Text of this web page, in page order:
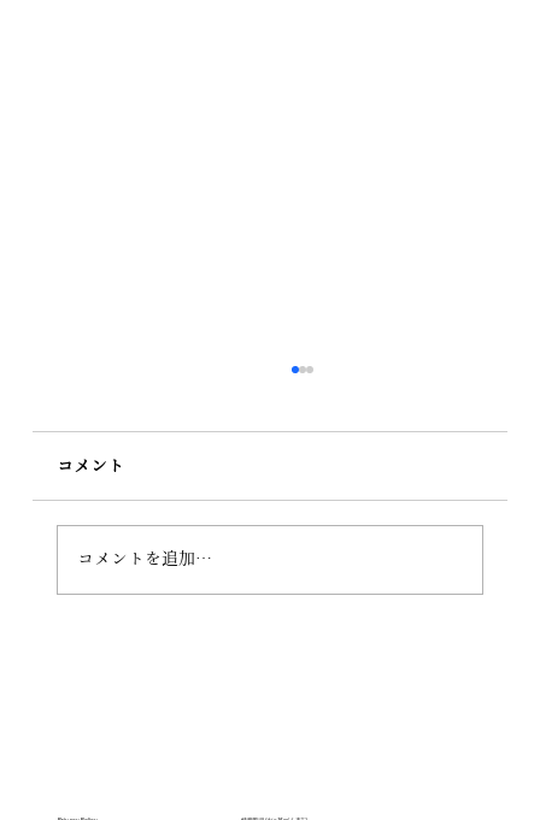
ユーキリン爆誕
コメント
コメントを追加…